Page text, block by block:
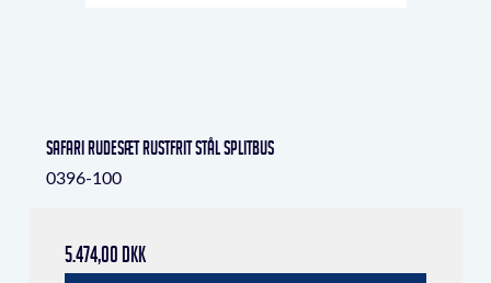
Safari rudesæt rustfrit stål Splitbus
0396-100
5.474,00 DKK